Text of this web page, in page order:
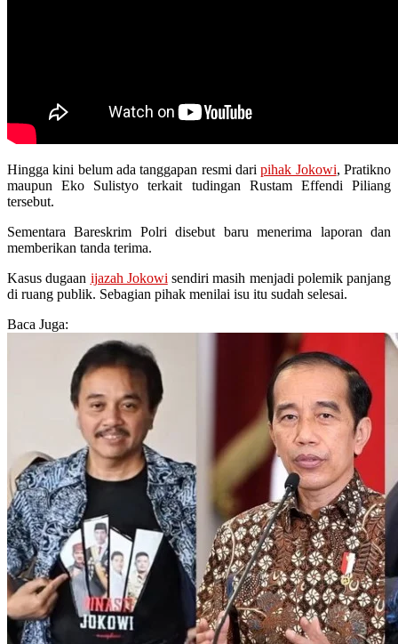
Hingga kini belum ada tanggapan resmi daripihak Jokowi, Pratikno
maupun Eko Sulistyo terkait tudingan Rustam Effendi Piliang
tersebut.
Sementara Bareskrim Polri disebut baru menerima laporan dan
memberikan tanda terima.
Kasus dugaan ijazah Jokowi sendiri masih menjadi polemik panjang
di ruang publik. Sebagian pihak menilai isu itu sudah selesai.
Baca Juga: